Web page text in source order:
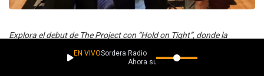
Explora el debut de The Project con “Hold on Tight”, donde la
influencia del pop y el metal se fusionan en un poderoso sencillo.
EN VIVOSordera Radio
Ahora suena